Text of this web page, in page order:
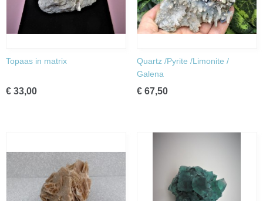
Topaas in matrix
€ 33,00
Quartz /Pyrite /Limonite /
Galena
€ 67,50